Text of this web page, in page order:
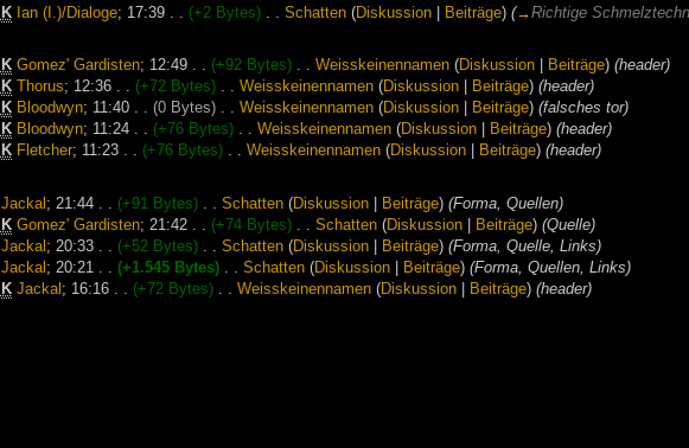
K Ian (I.)/Dialoge‎; 17:39 . . (+2 Bytes)‎ . . Schatten (Diskussion| Beiträge)‎ (→Richtige
K Gomez' Gardisten‎; 12:49 . . (+92 Bytes)‎ . . Weisskeinennamen (Diskussion| Beiträge)‎ (header)
K Thorus‎; 12:36 . . (+72 Bytes)‎ . . Weisskeinennamen (Diskussion| Beiträge)‎ (header)
K Bloodwyn‎; 11:40 . . (0 Bytes)‎ . . Weisskeinennamen (Diskussion| Beiträge)‎ (falsches tor)
K Bloodwyn‎; 11:24 . . (+76 Bytes)‎ . . Weisskeinennamen (Diskussion| Beiträge)‎ (header)
K Fletcher‎; 11:23 . . (+76 Bytes)‎ . . Weisskeinennamen (Diskussion| Beiträge)‎ (header)
Jackal ‎; 21:44 (+91 Bytes)‎ Schatten (Diskussion| Beiträge)‎ (Forma, Quellen)
K Gomez' Gardisten‎; 21:42 (+74 Bytes)‎ Schatten (Diskussion| Beiträge)‎ (Quelle)
Jackal ‎; 20:33 (+52 Bytes)‎ Schatten (Diskussion| Beiträge)‎ (Forma, Quelle, Links)
Jackal ‎; 20:21 (+1.545 Bytes)‎ Schatten (Diskussion| Beiträge)‎ (Forma, Quellen, Links)
K Jackal ‎; 16:16 (+72 Bytes)‎ Weisskeinennamen (Diskussion| Beiträge)‎ (header)